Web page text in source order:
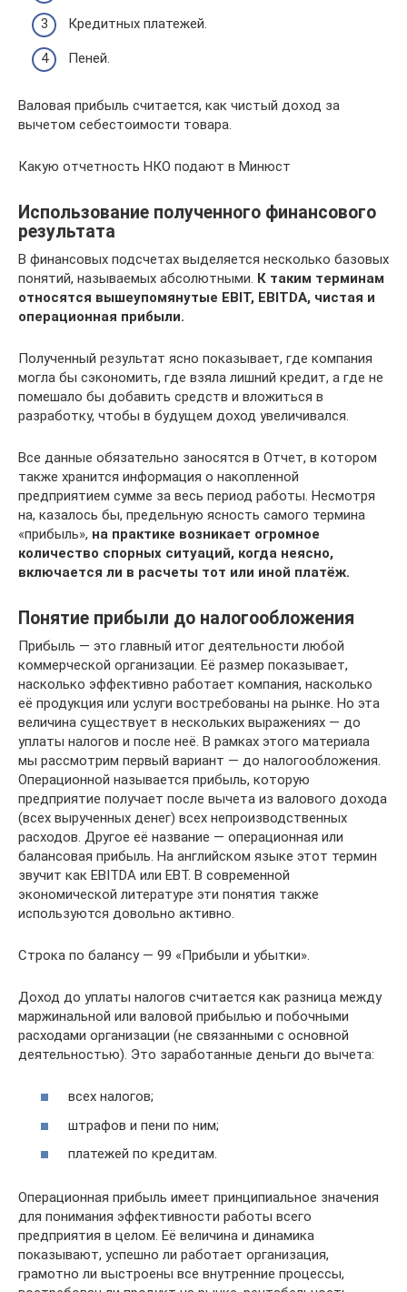
Кредитных платежей.
Пеней.
Валовая прибыль считается, как чистый доход за
вычетом себестоимости товара.
Какую отчетность НКО подают в Минюст
Использование полученного финансового
результата
В финансовых подсчетах выделяется несколько базовых
понятий, называемых абсолютными. К таким терминам
относятся вышеупомянутые EBIT, EBITDA, чистая и
операционная прибыли.
Полученный результат ясно показывает, где компания
могла бы сэкономить, где взяла лишний кредит, а где не
помешало бы добавить средств и вложиться в
разработку, чтобы в будущем доход увеличивался.
Все данные обязательно заносятся в Отчет, в котором
также хранится информация о накопленной
предприятием сумме за весь период работы. Несмотря
на, казалось бы, предельную ясность самого термина
«прибыль», на практике возникает огромное
количество спорных ситуаций, когда неясно,
включается ли в расчеты тот или иной платёж.
Понятие прибыли до налогообложения
Прибыль — это главный итог деятельности любой
коммерческой организации. Её размер показывает,
насколько эффективно работает компания, насколько
её продукция или услуги востребованы на рынке. Но эта
величина существует в нескольких выражениях — до
уплаты налогов и после неё. В рамках этого материала
мы рассмотрим первый вариант — до налогообложения.
Операционной называется прибыль, которую
предприятие получает после вычета из валового дохода
(всех вырученных денег) всех непроизводственных
расходов. Другое её название — операционная или
балансовая прибыль. На английском языке этот термин
звучит как EBITDA или EBT. В современной
экономической литературе эти понятия также
используются довольно активно.
Строка по балансу — 99 «Прибыли и убытки».
Доход до уплаты налогов считается как разница между
маржинальной или валовой прибылью и побочными
расходами организации (не связанными с основной
деятельностью). Это заработанные деньги до вычета:
всех налогов;
штрафов и пени по ним;
платежей по кредитам.
Операционная прибыль имеет принципиальное значения
для понимания эффективности работы всего
предприятия в целом. Её величина и динамика
показывают, успешно ли работает организация,
грамотно ли выстроены все внутренние процессы,